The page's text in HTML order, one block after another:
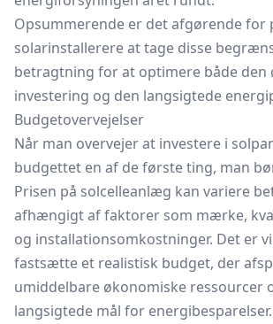
Opsummerende er det afgørende for
solarinstallerere at tage disse
betragtning for at optimere både den
investering og den langsigtede
Budgetovervejelser
Når man overvejer at investere i
budgettet en af de første ting, man
Prisen på solcelleanlæg kan variere
afhængigt af faktorer som mærke,
og installationsomkostninger. Det er
fastsætte et realistisk budget, der
umiddelbare økonomiske ressourcer
langsigtede mål for energibesparelser.